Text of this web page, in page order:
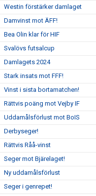
Westin förstärker damlaget
Damvinst mot ÄFF!
Bea Olin klar för HIF
Svalövs futsalcup
Damlagets 2024
Stark insats mot FFF!
Vinst i sista bortamatchen!
Rättvis poäng mot Vejby IF
Uddamålsförlust mot BoIS
Derbyseger!
Rättvis Råå-vinst
Seger mot Bjärelaget!
Ny uddamålsförlust
Seger i genrepet!